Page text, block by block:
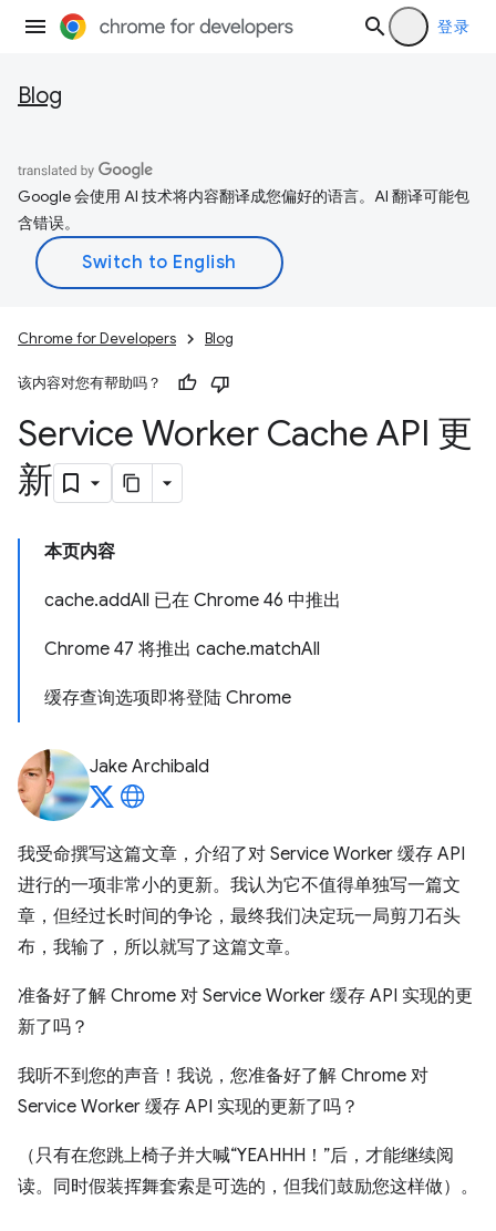
登录
Blog
Google 会使用 AI 技术将内容翻译成您偏好的语言。AI 翻译可能包
含错误。
Chrome for Developers Blog
该内容对您有帮助吗？
Service Worker Cache API 更
新
本页内容
cache.addAll 已在 Chrome 46 中推出
Chrome 47 将推出 cache.matchAll
缓存查询选项即将登陆 Chrome
Jake Archibald
我受命撰写这篇文章，介绍了对 Service Worker 缓存 API
进行的一项非常小的更新。我认为它不值得单独写一篇文
章，但经过长时间的争论，最终我们决定玩一局剪刀石头
布，我输了，所以就写了这篇文章。
准备好了解 Chrome 对 Service Worker 缓存 API 实现的更
新了吗？
我听不到您的声音！我说，您准备好了解 Chrome 对
Service Worker 缓存 API 实现的更新了吗？
（只有在您跳上椅子并大喊“YEAHHH！”后，才能继续阅
读。同时假装挥舞套索是可选的，但我们鼓励您这样做）。